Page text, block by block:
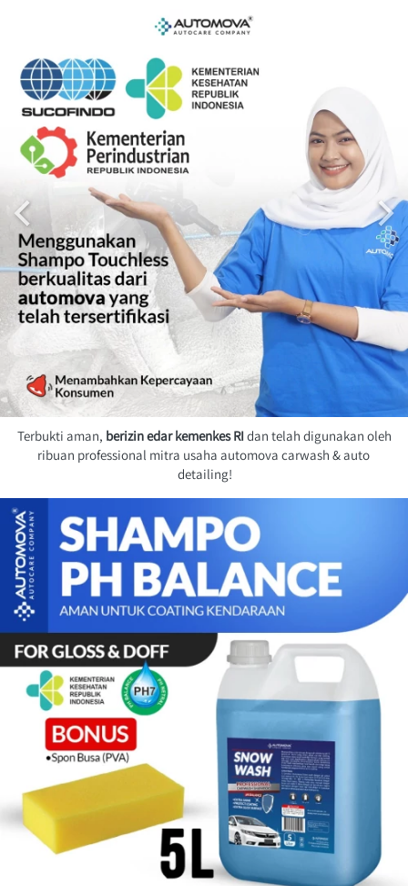
Terbukti aman, berizin edar kemenkes RI dan telah digunakan oleh
ribuan professional mitra usaha automova carwash & auto
detailing!